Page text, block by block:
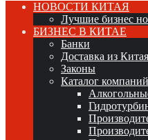
НОВОСТИ КИТАЯ
Лучшие бизнес
БИЗНЕС В КИТАЕ
Банки
Доставка из Китая
Законы
Каталог компаний